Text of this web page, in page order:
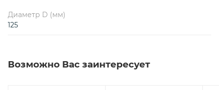
Диаметр D (мм)
125
Возможно Вас заинтересует